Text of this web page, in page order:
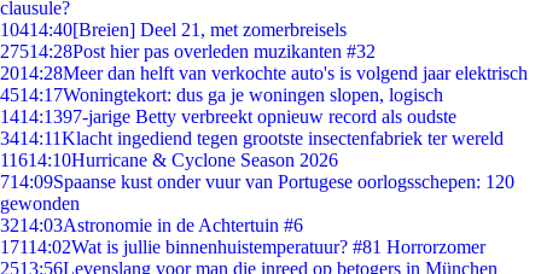
clausule?
10414:40[Breien] Deel 21, met zomerbreisels
27514:28Post hier pas overleden muzikanten #32
2014:28Meer dan helft van verkochte auto's is volgend jaar elektrisch
4514:17Woningtekort: dus ga je woningen slopen, logisch
1414:1397-jarige Betty verbreekt opnieuw record als oudste
3414:11Klacht ingediend tegen grootste insectenfabriek ter wereld
11614:10Hurricane & Cyclone Season 2026
714:09Spaanse kust onder vuur van Portugese oorlogsschepen: 120
gewonden
3214:03Astronomie in de Achtertuin #6
17114:02Wat is jullie binnenhuistemperatuur? #81 Horrorzomer
2513:56Levenslang voor man die inreed op betogers in München